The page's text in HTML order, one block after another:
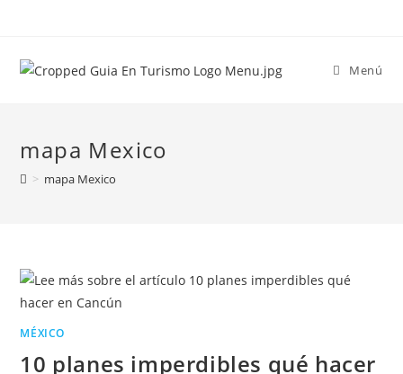
Menú
mapa Mexico
> mapa Mexico
MÉXICO
10 planes imperdibles qué hacer